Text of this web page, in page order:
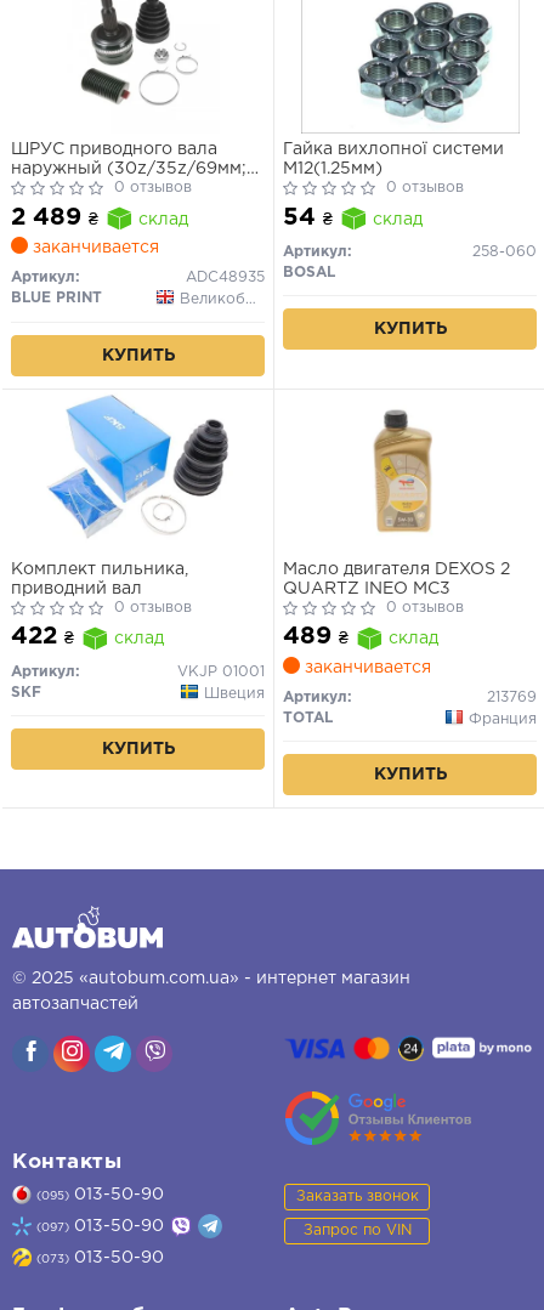
ШРУС приводного вала
наружный (30z/35z/69мм;
ABS:47) MITSUBISHI L200,
L200/TRITON, PAJERO
SPORT II 2.4D/2.5D/3.2D
01.04
0 отзывов
2 489 ₴
склад
заканчивается
Артикул:
ADC48935
BLUE PRINT
Великобритания
КУПИТЬ
Гайка вихлопної системи
M12(1.25мм)
0 отзывов
54 ₴ склад
Артикул:
258-060
BOSAL
КУПИТЬ
Комплект пильника,
приводний вал
0 отзывов
422 ₴ склад
Артикул:
VKJP 01001
SKF
Швеция
КУПИТЬ
Масло двигателя DEXOS 2
QUARTZ INEO MC3
0 отзывов
489 ₴
склад
заканчивается
Артикул:
213769
TOTAL
Франция
КУПИТЬ
© 2025 «autobum.com.ua» - интернет магазин
автозапчастей
Контакты
(095) 013-50-90
(097) 013-50-90
(073) 013-50-90
Заказать звонок
Запрос по VIN